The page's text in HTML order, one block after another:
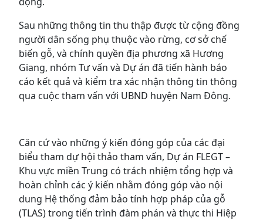
Sau những thông tin thu thập được từ cộng đồng
người dân sống phụ thuộc vào rừng, cơ sở chế
biến gỗ, và chính quyền địa phương xã Hương
Giang, nhóm Tư vấn và Dự án đã tiến hành báo
cáo kết quả và kiểm tra xác nhận thông tin thông
qua cuộc tham vấn với UBND huyện Nam Đông.
Căn cứ vào những ý kiến đóng góp của các đại
biểu tham dự hội thảo tham vấn, Dự án FLEGT –
Khu vực miền Trung có trách nhiệm tổng hợp và
hoàn chỉnh các ý kiến nhằm đóng góp vào nội
dung Hệ thống đảm bảo tính hợp pháp của gỗ
(TLAS) trong tiến trình đàm phán và thực thi Hiệp